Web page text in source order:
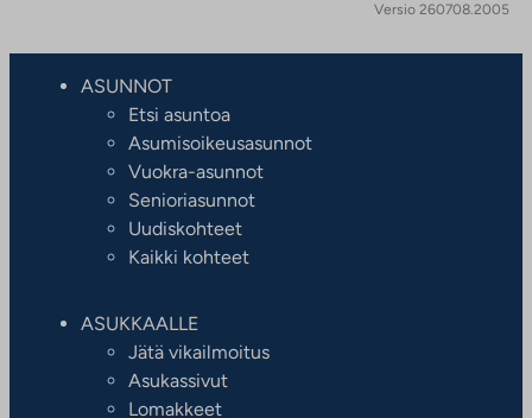
Versio 260708.2005
ASUNNOT
Etsi asuntoa
Asumisoikeusasunnot
Vuokra-asunnot
Senioriasunnot
Uudiskohteet
Kaikki kohteet
ASUKKAALLE
Jätä vikailmoitus
Asukassivut
Lomakkeet